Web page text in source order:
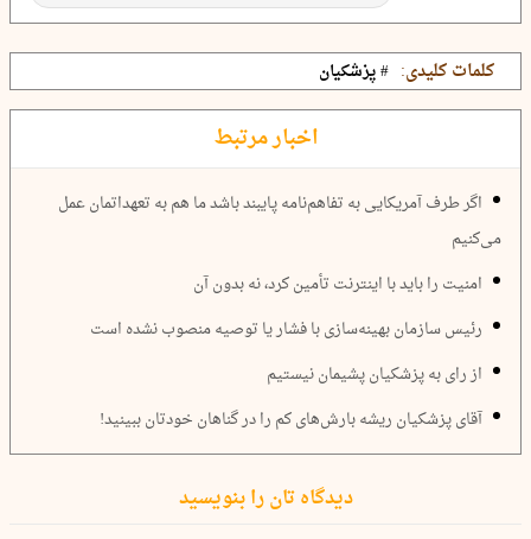
کلمات کلیدی: # پزشکیان
اخبار مرتبط
اگر طرف آمریکایی به تفاهم‌نامه پایبند باشد ما هم به تعهداتمان عمل
می‌کنیم
امنیت را باید با اینترنت تأمین کرد، نه بدون آن
رئیس سازمان بهینه‌سازی با فشار یا توصیه‌ منصوب نشده است
از رای به پزشکیان پشیمان نیستیم
آقای پزشکیان ریشه بارش‌های کم را در گناهان خودتان ببینید!
دیدگاه تان را بنویسید